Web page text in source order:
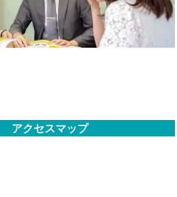
アクセスマップ